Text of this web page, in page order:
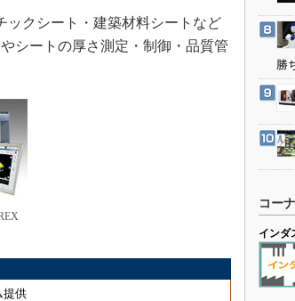
海外生産
グローバル設計・開発
クシート・建築材料シートなど
シートの厚さ測定・制御・品質管
提供
勝
コー
インダ